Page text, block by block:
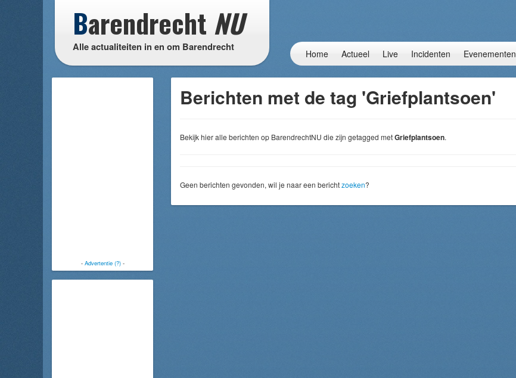
Barendrecht NU
Alle actualiteiten in en om Barendrecht
Home Actueel Live Incidenten Evenementen
- Advertentie (?)-
Berichten met de tag 'Griefplantsoen'
Bekijk hier alle berichten op BarendrechtNU die zijn getagged metGriefplantsoen.
Geen berichten gevonden, wil je naar een berichtzoeken?